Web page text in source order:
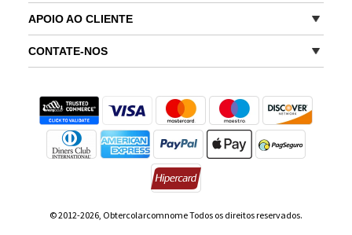
APOIO AO CLIENTE
CONTATE-NOS
© 2012-2026, Obtercolarcomnome Todos os direitos reservados.